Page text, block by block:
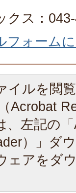
クス：
フォーム
イルを閲
Acrobat
、左記の
）」ダ
ェアをダ